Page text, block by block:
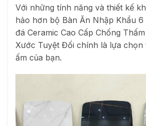
Với những tính năng và thiết kế
hảo hơn bộ Bàn Ăn Nhập Khẩu 6
đá Ceramic Cao Cấp Chống
Xước Tuyệt Đối chính là lựa
ấm của bạn.